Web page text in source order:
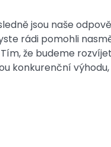
jsou naše
rádi pomohli
že budeme
konkurenční